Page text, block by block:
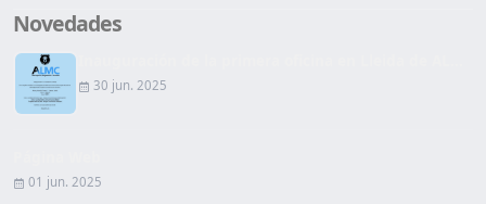
Novedades
30 jun. 2025
01 jun. 2025